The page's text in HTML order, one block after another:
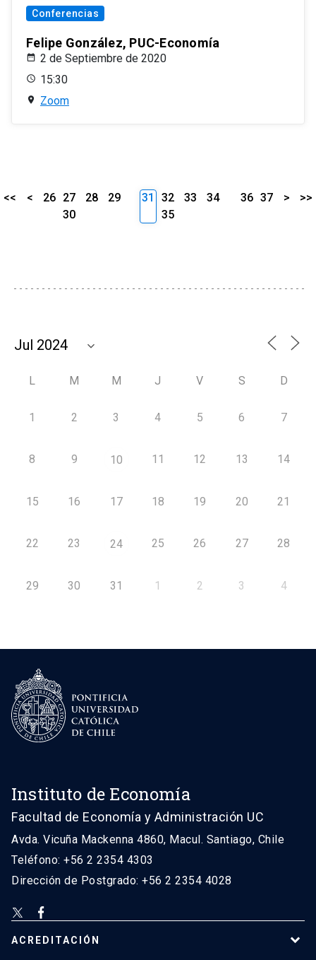
Conferencias
Felipe González, PUC-Economía
2 de Septiembre de 2020
15:30
Zoom
<< < 26 27 28
29
30
31 32 33
34
35
36 37 > >>
L M M J V S D
1 2 3 4 5 6 7
8 9 10 11 12 13 14
15 16 17 18 19 20 21
22 23 24 25 26 27 28
29 30 31 1 2 3 4
Instituto de Economía
Facultad de Economía y Administración UC
Avda. Vicuña Mackenna 4860, Macul. Santiago, Chile
Teléfono: +56 2 2354 4303
Dirección de Postgrado: +56 2 2354 4028
ACREDITACIÓN